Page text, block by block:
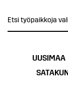
Etsi työpaikkoja
UUSIMAA